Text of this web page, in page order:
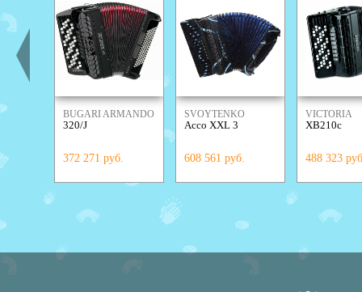
BUGARI ARMANDO
320/J
372 271 руб.
SVOYTENKO
ACCORDIONS
Acco XXL 3
608 561 руб.
VICTORIA
XB210c
488 323